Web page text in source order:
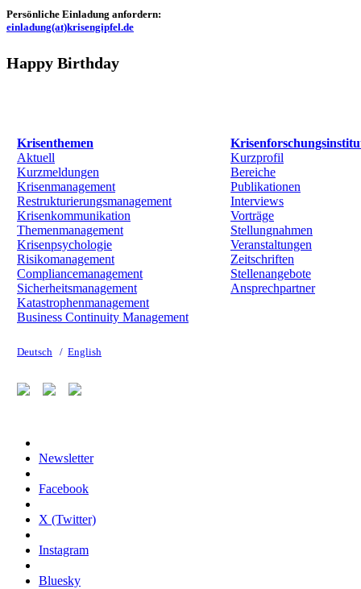
Persönliche Einladung anfordern:
einladung(at)krisengipfel.de
Happy Birthday
Krisenthemen
Aktuell
Kurzmeldungen
Krisenmanagement
Restrukturierungsmanagement
Krisenkommunikation
Themenmanagement
Krisenpsychologie
Risikomanagement
Compliancemanagement
Sicherheitsmanagement
Katastrophenmanagement
Business Continuity Management
Kurzprofil
Bereiche
Publikationen
Interviews
Vorträge
Stellungnahmen
Veranstaltungen
Zeitschriften
Stellenangebote
Ansprechpartner
Deutsch / English
Newsletter
Facebook
X (Twitter)
Instagram
Bluesky